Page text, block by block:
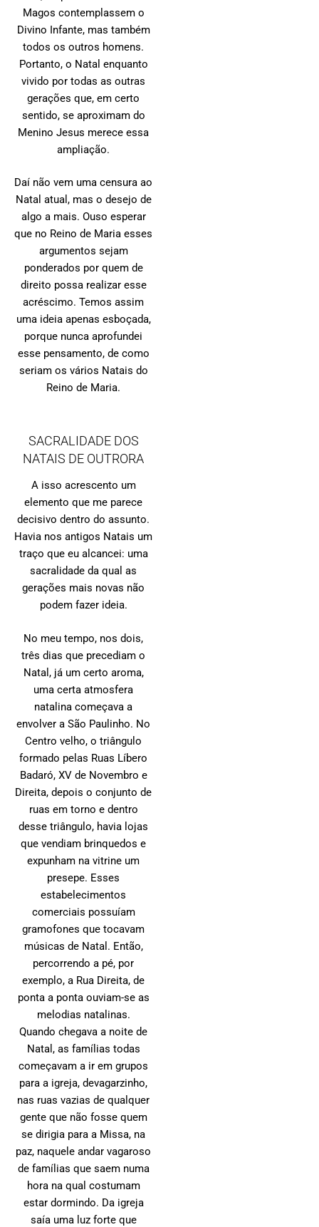
Magos contemplassem o
Divino Infante, mas também
todos os outros homens.
Portanto, o Natal enquanto
vivido por todas as outras
gerações que, em certo
sentido, se aproximam do
Menino Jesus merece essa
ampliação.
Daí não vem uma censura ao
Natal atual, mas o desejo de
algo a mais. Ouso esperar
que no Reino de Maria esses
argumentos sejam
ponderados por quem de
direito possa realizar esse
acréscimo. Temos assim
uma ideia apenas esboçada,
porque nunca aprofundei
esse pensamento, de como
seriam os vários Natais do
Reino de Maria.
SACRALIDADE DOS
NATAIS DE OUTRORA
A isso acrescento um
elemento que me parece
decisivo dentro do assunto.
Havia nos antigos Natais um
traço que eu alcancei: uma
sacralidade da qual as
gerações mais novas não
podem fazer ideia.
No meu tempo, nos dois,
três dias que precediam o
Natal, já um certo aroma,
uma certa atmosfera
natalina começava a
envolver a São Paulinho. No
Centro velho, o triângulo
formado pelas Ruas Líbero
Badaró, XV de Novembro e
Direita, depois o conjunto de
ruas em torno e dentro
desse triângulo, havia lojas
que vendiam brinquedos e
expunham na vitrine um
presepe. Esses
estabelecimentos
comerciais possuíam
gramofones que tocavam
músicas de Natal. Então,
percorrendo a pé, por
exemplo, a Rua Direita, de
ponta a ponta ouviam-se as
melodias natalinas.
Quando chegava a noite de
Natal, as famílias todas
começavam a ir em grupos
para a igreja, devagarzinho,
nas ruas vazias de qualquer
gente que não fosse quem
se dirigia para a Missa, na
paz, naquele andar vagaroso
de famílias que saem numa
hora na qual costumam
estar dormindo. Da igreja
saía uma luz forte que